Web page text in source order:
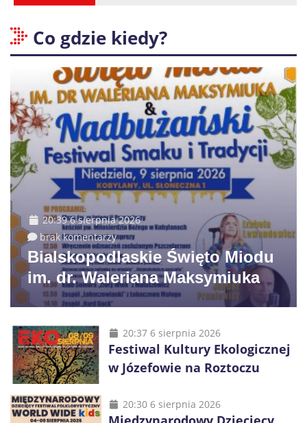
Co gdzie kiedy?
20:39 6 sierpnia 2026
brak komentarzy
Bialskopodlaskie Święto Miodu
im. dr. Waleriana Maksymiuka
20:37 6 sierpnia 2026
Festiwal Kultury Ekologicznej
w Józefowie na Roztoczu
20:30 6 sierpnia 2026